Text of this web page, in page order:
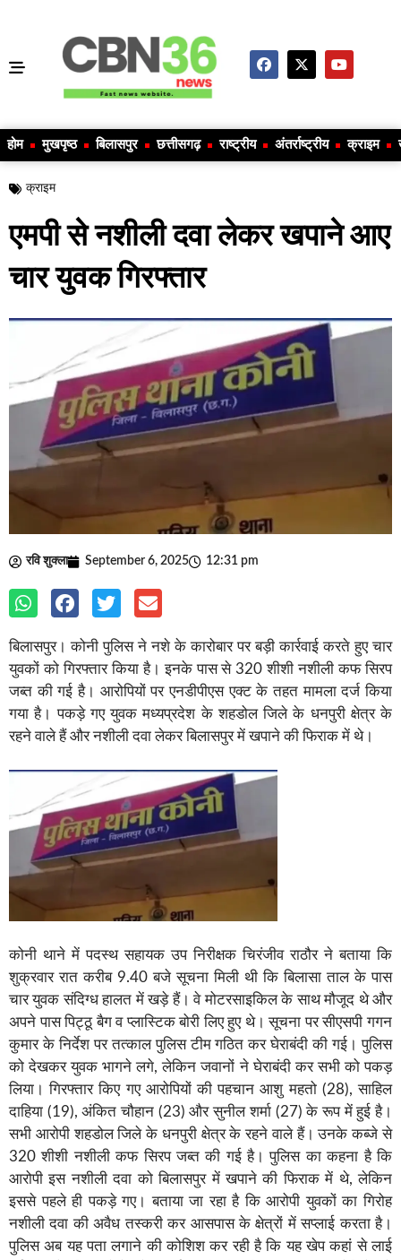
होम मुखपृष्ठ बिलासपुर छत्तीसगढ़ राष्ट्रीय अंतर्राष्ट्रीय क्राइम
क्राइम
एमपी से नशीली दवा लेकर खपाने आए
चार युवक गिरफ्तार
रवि शुक्ला September 6, 2025 12:31 pm
बिलासपुर। कोनी पुलिस ने नशे के कारोबार पर बड़ी कार्रवाई करते हुए चार
युवकों को गिरफ्तार किया है। इनके पास से 320 शीशी नशीली कफ सिरप
जब्त की गई है। आरोपियों पर एनडीपीएस एक्ट के तहत मामला दर्ज किया
गया है। पकड़े गए युवक मध्यप्रदेश के शहडोल जिले के धनपुरी क्षेत्र के
रहने वाले हैं और नशीली दवा लेकर बिलासपुर में खपाने की फिराक में थे।
कोनी थाने में पदस्थ सहायक उप निरीक्षक चिरंजीव राठौर ने बताया कि
शुक्रवार रात करीब 9.40 बजे सूचना मिली थी कि बिलासा ताल के पास
चार युवक संदिग्ध हालत में खड़े हैं। वे मोटरसाइकिल के साथ मौजूद थे और
अपने पास पिट्ठू बैग व प्लास्टिक बोरी लिए हुए थे। सूचना पर सीएसपी गगन
कुमार के निर्देश पर तत्काल पुलिस टीम गठित कर घेराबंदी की गई। पुलिस
को देखकर युवक भागने लगे, लेकिन जवानों ने घेराबंदी कर सभी को पकड़
लिया। गिरफ्तार किए गए आरोपियों की पहचान आशु महतो (28), साहिल
दाहिया (19), अंकित चौहान (23) और सुनील शर्मा (27) के रूप में हुई है।
सभी आरोपी शहडोल जिले के धनपुरी क्षेत्र के रहने वाले हैं। उनके कब्जे से
320 शीशी नशीली कफ सिरप जब्त की गई है। पुलिस का कहना है कि
आरोपी इस नशीली दवा को बिलासपुर में खपाने की फिराक में थे, लेकिन
इससे पहले ही पकड़े गए। बताया जा रहा है कि आरोपी युवकों का गिरोह
नशीली दवा की अवैध तस्करी कर आसपास के क्षेत्रों में सप्लाई करता है।
पुलिस अब यह पता लगाने की कोशिश कर रही है कि यह खेप कहां से लाई